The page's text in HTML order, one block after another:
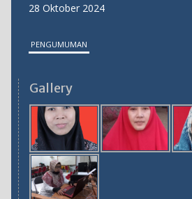
28 Oktober 2024
PENGUMUMAN
Langkah Strategis Tingkatkan
31 Oktober 2025
Gallery